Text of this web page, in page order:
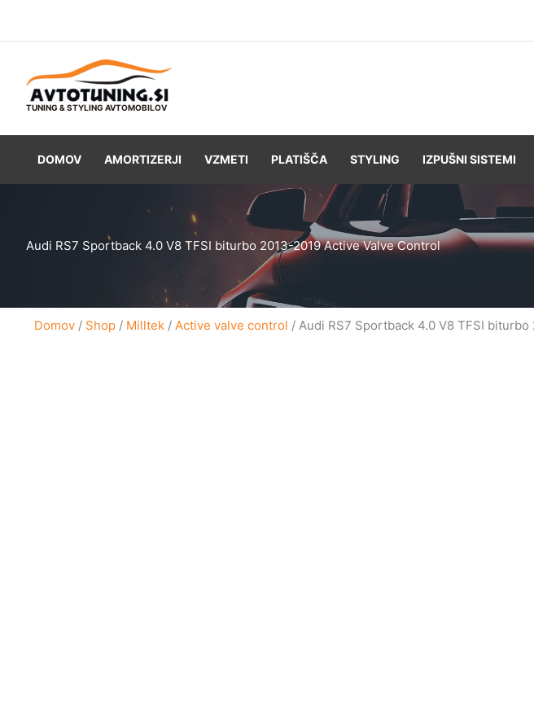
TUNING & STYLING AVTOMOBILOV
DOMOV AMORTIZERJI VZMETI PLATIŠČA STYLING IZPUŠNI SISTEMI
Audi RS7 Sportback 4.0 V8 TFSI biturbo 2013-2019 Active Valve Control
Domov / Shop / Milltek / Active valve control / Audi RS7 Sportback 4.0 V8 TFSI